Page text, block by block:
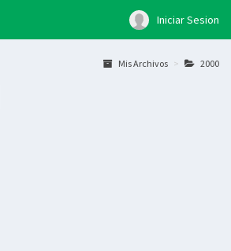
Iniciar Sesion
Mis Archivos 2000